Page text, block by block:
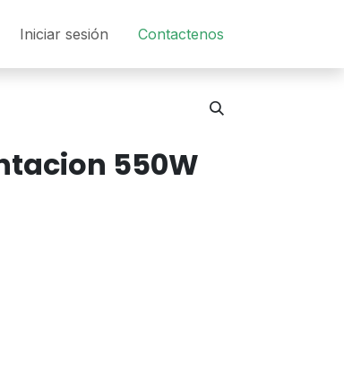
Iniciar sesión Contact​en​os​
550W